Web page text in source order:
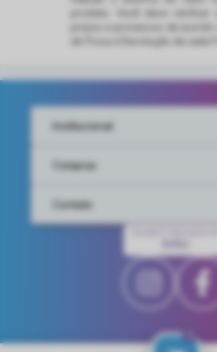
de Troca e Devolução de cada
Institucional
Compras
Contato